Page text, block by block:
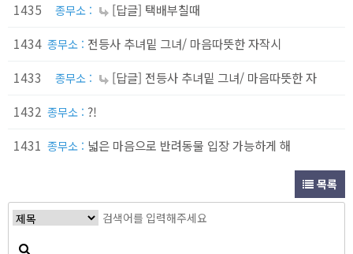
1435
종무소 :
[답글] 택배부칠때
1434 종무소 : 전등사 추녀밑 그녀/ 마음따뜻한 자작시
1433
종무소 :
[답글] 전등사 추녀밑 그녀/ 마음따뜻한 자
1432 종무소 : ?!
1431 종무소 : 넓은 마음으로 반려동물 입장 가능하게 해
목록